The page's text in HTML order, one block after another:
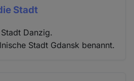
Stadt
Danzig.
Stadt Gdansk benannt.